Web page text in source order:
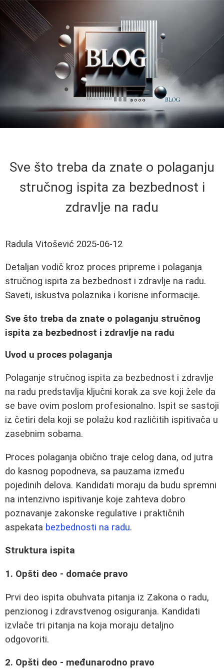
Sve što treba da znate o polaganju
stručnog ispita za bezbednost i
zdravlje na radu
Radula Vitošević 2025-06-12
Detaljan vodič kroz proces pripreme i polaganja
stručnog ispita za bezbednost i zdravlje na radu.
Saveti, iskustva polaznika i korisne informacije.
Sve što treba da znate o polaganju stručnog
ispita za bezbednost i zdravlje na radu
Uvod u proces polaganja
Polaganje stručnog ispita za bezbednost i zdravlje
na radu predstavlja ključni korak za sve koji žele da
se bave ovim poslom profesionalno. Ispit se sastoji
iz četiri dela koji se polažu kod različitih ispitivača u
zasebnim sobama.
Proces polaganja obično traje celog dana, od jutra
do kasnog popodneva, sa pauzama između
pojedinih delova. Kandidati moraju da budu spremni
na intenzivno ispitivanje koje zahteva dobro
poznavanje zakonske regulative i praktičnih
aspekata bezbednosti na radu.
Struktura ispita
1. Opšti deo - domaće pravo
Prvi deo ispita obuhvata pitanja iz Zakona o radu,
penzionog i zdravstvenog osiguranja. Kandidati
izvlače tri pitanja na koja moraju detaljno
odgovoriti.
2. Opšti deo - međunarodno pravo